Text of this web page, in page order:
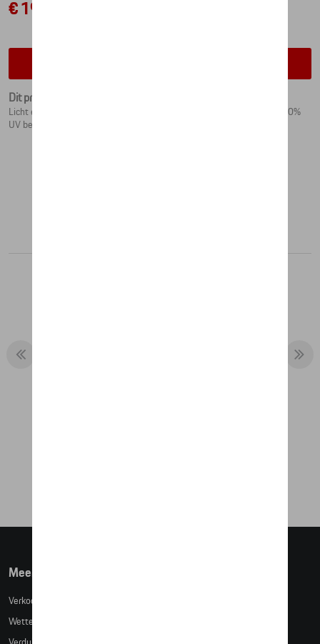
€ 198,28
Dit product is momenteel niet op stock
Licht en flexibele montuur in zwart. Brilglazen in polycarbonaat met 100%
UV bescherming, groen.
Meer info
Verkoopsvoorwaarden
Wettelijke bepalingen